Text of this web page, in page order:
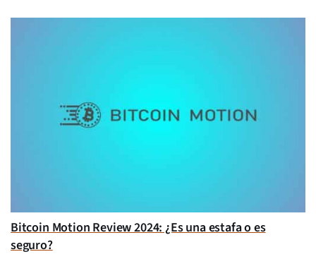
Bitcoin Motion Review 2024: ¿Es una estafa o es
seguro?